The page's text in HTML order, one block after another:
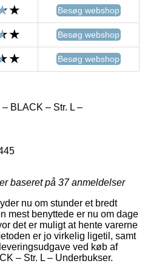
Besøg webshop
Besøg webshop
Besøg webshop
BLACK – Str. L –
baseret på 37anmeldelser
nu om stunder et bredt
mest benyttede er nu om dage
det er muligt at hente varerne
er jo virkelig ligetil, samt
ved køb af
– Str. L – Underbukser.